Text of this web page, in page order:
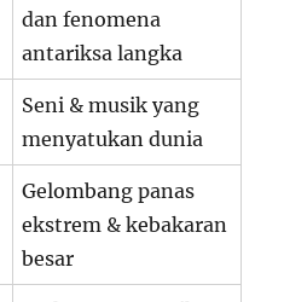
dan fenomena
antariksa langka
Seni & musik yang
menyatukan dunia
Gelombang panas
ekstrem & kebakaran
besar